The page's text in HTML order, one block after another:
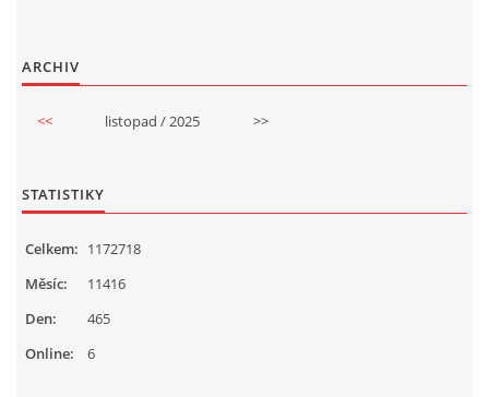
ARCHIV
<< listopad / 2025 >>
STATISTIKY
Online: 6
Celkem: 1172718
Měsíc:
11416
Den:
465